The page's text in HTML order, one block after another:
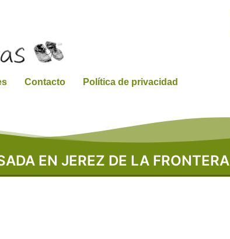
Contacto Política de privacidad
EN JEREZ DE LA FRONTERA